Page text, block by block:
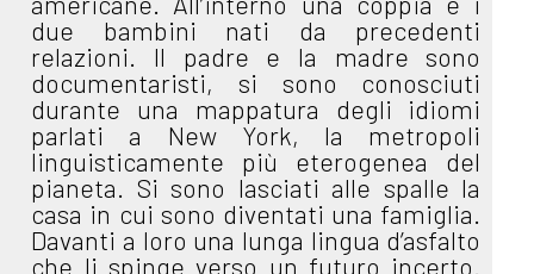
due bambini nati da precedenti
relazioni. Il padre e la madre sono
documentaristi, si sono conosciuti
durante una mappatura degli idiomi
parlati a New York, la metropoli
linguisticamente più eterogenea del
pianeta. Si sono lasciati alle spalle la
casa in cui sono diventati una famiglia.
Davanti a loro una lunga lingua d’asfalto
che li spinge verso un futuro incerto.